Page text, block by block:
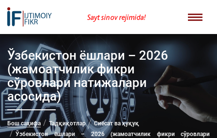
Sayt sinov rejimida!
Ўзбекистон ёшлари – 2026
(жамоатчилик фикри
сўровлари натижалари
асосида)
Бош саҳифа Тадқиқотлар
Сиёсат ва ҳуқуқ
Ўзбекистон ёшлари – 2026 (жамоатчилик фикри сўровлари